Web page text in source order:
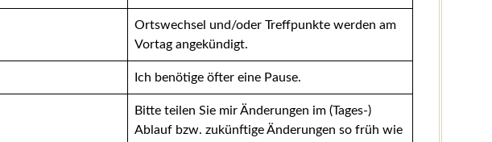
Ortswechsel und/oder Treffpunkte werden am
Vortag angekündigt.
Ich benötige öfter eine Pause.
Bitte teilen Sie mir Änderungen im (Tages-)
Ablauf bzw. zukünftige Änderungen so früh wie